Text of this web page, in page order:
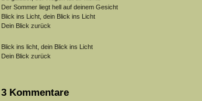
Der Sommer liegt hell auf deinem Gesicht
Blick ins Licht, dein Blick ins Licht
Dein Blick zurück
Blick ins licht, dein Blick ins Licht
Dein Blick zurück
3 Kommentare